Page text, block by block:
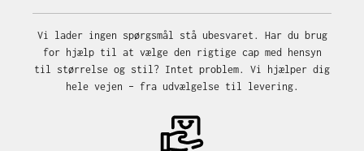
Vi lader ingen spørgsmål stå ubesvaret. Har du brug
for hjælp til at vælge den rigtige cap med hensyn
til størrelse og stil? Intet problem. Vi hjælper dig
hele vejen – fra udvælgelse til levering.